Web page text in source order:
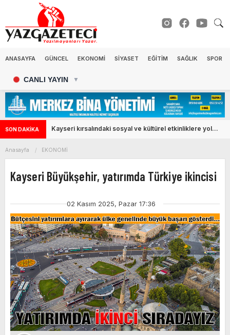
ANASAYFA GÜNCEL EKONOMİ SİYASET EĞİTİM SAĞLIK SPOR
CANLI YAYIN ▼
SON DAKİKA
Kayseri kırsalındaki sosyal ve kültürel etkinliklere yol
Anasayfa EKONOMİ
Kayseri Büyükşehir, yatırımda Türkiye ikincisi
02 Kasım 2025, Pazar 17:36